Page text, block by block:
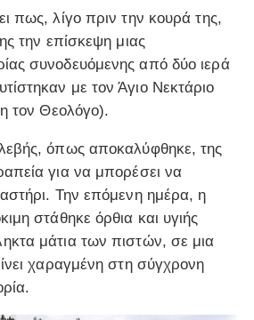
πως, λίγο πριν την κουρά της,
την επίσκεψη μιας
συνοδευόμενης από δύο ιερά
με τον Άγιο Νεκτάριο
τον Θεολόγο).
όπως αποκαλύφθηκε, της
για να μπορέσει να
Την επόμενη ημέρα, η
στάθηκε όρθια και υγιής
μάτια των πιστών, σε μια
χαραγμένη στη σύγχρονη